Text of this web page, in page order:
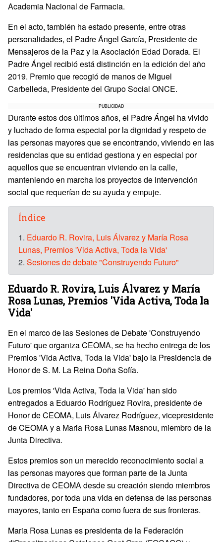
Academia Nacional de Farmacia.
En el acto, también ha estado presente, entre otras
personalidades, el Padre Ángel García, Presidente de
Mensajeros de la Paz y la Asociación Edad Dorada. El
Padre Ángel recibió está distinción en la edición del año
2019. Premio que recogió de manos de Miguel
Carbelleda, Presidente del Grupo Social ONCE.
PUBLICIDAD
Durante estos dos últimos años, el Padre Ángel ha vivido
y luchado de forma especial por la dignidad y respeto de
las personas mayores que se encontrando, viviendo en las
residencias que su entidad gestiona y en especial por
aquellos que se encuentran viviendo en la calle,
manteniendo en marcha los proyectos de intervención
social que requerían de su ayuda y empuje.
Índice
1. Eduardo R. Rovira, Luis Álvarez y María Rosa
Lunas, Premios 'Vida Activa, Toda la Vida'
2. Sesiones de debate "Construyendo Futuro"
Eduardo R. Rovira, Luis Álvarez y María
Rosa Lunas, Premios 'Vida Activa, Toda la
Vida'
En el marco de las Sesiones de Debate 'Construyendo
Futuro' que organiza CEOMA, se ha hecho entrega de los
Premios 'Vida Activa, Toda la Vida' bajo la Presidencia de
Honor de S. M. La Reina Doña Sofía.
Los premios 'Vida Activa, Toda la Vida' han sido
entregados a Eduardo Rodríguez Rovira, presidente de
Honor de CEOMA, Luis Álvarez Rodríguez, vicepresidente
de CEOMA y a Maria Rosa Lunas Masnou, miembro de la
Junta Directiva.
Estos premios son un merecido reconocimiento social a
las personas mayores que forman parte de la Junta
Directiva de CEOMA desde su creación siendo miembros
fundadores, por toda una vida en defensa de las personas
mayores, tanto en España como fuera de sus fronteras.
Maria Rosa Lunas es presidenta de la Federación